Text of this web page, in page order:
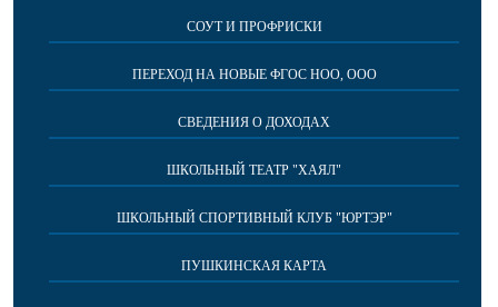
СОУТ И ПРОФРИСКИ
ПЕРЕХОД НА НОВЫЕ ФГОС НОО, ООО
СВЕДЕНИЯ О ДОХОДАХ
ШКОЛЬНЫЙ ТЕАТР "ХАЯЛ"
ШКОЛЬНЫЙ СПОРТИВНЫЙ КЛУБ "ЮРТЭР"
ПУШКИНСКАЯ КАРТА